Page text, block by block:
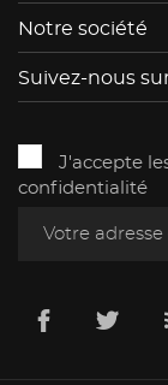
Notre société
Suivez-nous
J'accepte
confidentialité